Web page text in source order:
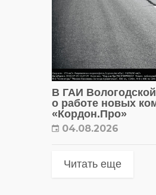
В ГАИ
о работе новых
«Кордон.Про»
04.08.2026
Читать еще